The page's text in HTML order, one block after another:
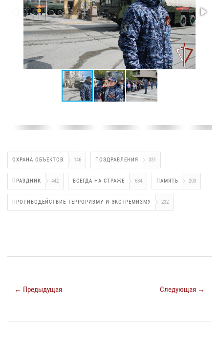
ОХРАНА ОБЪЕКТОВ 146 ПОЗДРАВЛЕНИЯ 331
ПРАЗДНИК 442 ВСЕГДА НА СТРАЖЕ 684 ПАМЯТЬ 203
ПРОТИВОДЕЙСТВИЕ ТЕРРОРИЗМУ И ЭКСТРЕМИЗМУ 232
← Предыдущая Следующая →